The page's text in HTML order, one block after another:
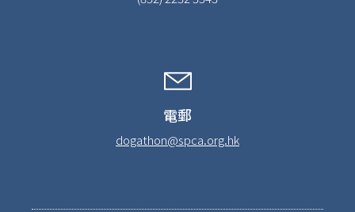
電郵
dogathon@spca.org.hk